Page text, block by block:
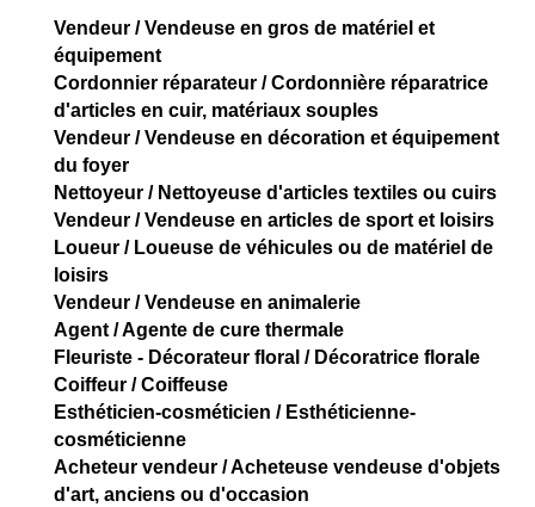
Vendeur / Vendeuse en gros de matériel et
équipement
Cordonnier réparateur / Cordonnière réparatrice
d'articles en cuir, matériaux souples
Vendeur / Vendeuse en décoration et équipement
du foyer
Nettoyeur / Nettoyeuse d'articles textiles ou cuirs
Vendeur / Vendeuse en articles de sport et loisirs
Loueur / Loueuse de véhicules ou de matériel de
loisirs
Vendeur / Vendeuse en animalerie
Agent / Agente de cure thermale
Fleuriste - Décorateur floral / Décoratrice florale
Coiffeur / Coiffeuse
Esthéticien-cosméticien / Esthéticienne-
cosméticienne
Acheteur vendeur / Acheteuse vendeuse d'objets
d'art, anciens ou d'occasion